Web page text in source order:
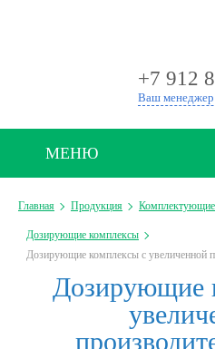
+7 912
Ваш менеджер
МЕНЮ
Главная Продукция Комплектующие
Дозирующие комплексы
Дозирующие комплексы с увеличенной
Дозирующие